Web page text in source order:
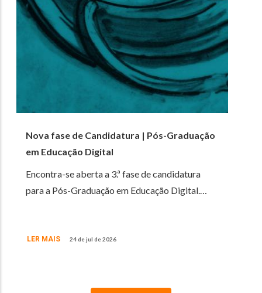
Nova fase de Candidatura | Pós-Graduação
em Educação Digital
Encontra-se aberta a 3.ª fase de candidatura
para a Pós-Graduação em Educação Digital.…
LER MAIS 24 de jul de 2026